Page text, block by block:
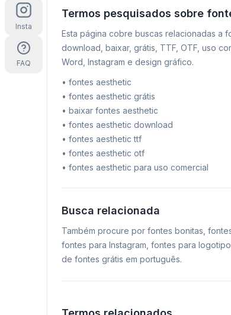
Insta
FAQ
Termos pesquisados sobre
Esta página cobre buscas relacionadas a
download, baixar, grátis, TTF, OTF, uso
Word, Instagram e design gráfico.
• fontes aesthetic
• fontes aesthetic grátis
• baixar fontes aesthetic
• fontes aesthetic download
• fontes aesthetic ttf
• fontes aesthetic otf
• fontes aesthetic para uso comercial
Busca relacionada
Também procure por fontes bonitas,
fontes para Instagram, fontes para
de fontes grátis em português.